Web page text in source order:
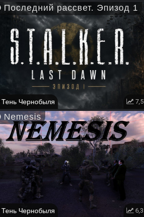
Последний рассвет. Эпизод 1
Тень Чернобыля 7,5
Nemesis
Тень Чернобыля 6,3